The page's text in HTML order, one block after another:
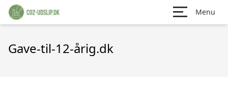
Menu
Gave-til-12-årig.dk